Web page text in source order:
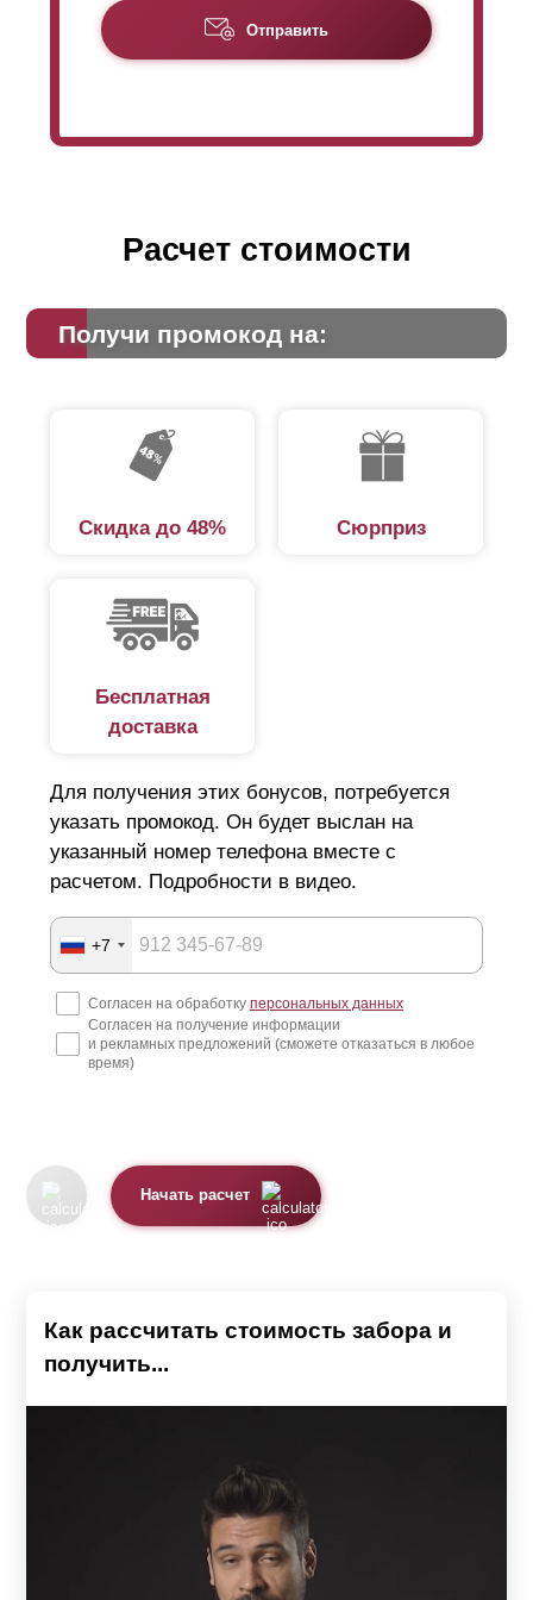
При выборе стоит учитывать вкусовые предпочтения
относительно дизайна забора. Дело в том, что
больший объем делает забор более объемным с
наличием горизонтальных линий. Соответственно
наоборот - чем меньше глубина, тем меньше изгибов
и горизонтальных линий. Заборы изготовленные из
любого размера
ламелейи глубины одинаково
соответствуют высокому качеству.
крепится специальными заклепками. И эти заклепки
становятся видны и с лицевой стороны тоже, если
отсутствует нахлестламелей. Хотя видимость
характеристики, многим не нравится, что заклепки
Отправить
Расчет стоимости
Получи промокод на:
Скидка до 48% Сюрприз
Бесплатная
доставка
Для получения этих бонусов, потребуется
указать промокод. Он будет выслан на
указанный номер телефона вместе с
расчетом. Подробности в видео.
+7
Согласен на обработку персональных данных
Согласен на получение информации
и рекламных предложений (сможете отказаться в любое
время)
Начать расчет
Как рассчитать стоимость забора и
получить...